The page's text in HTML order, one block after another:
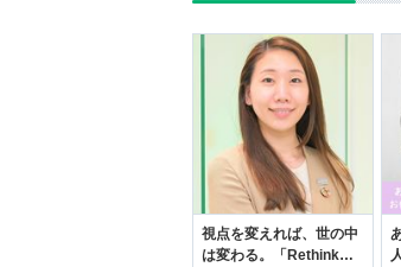
視点を変えれば、世の中
は変わる。「Rethink